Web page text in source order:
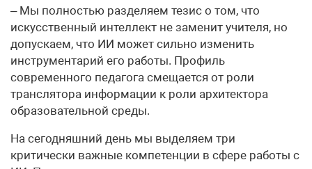
– Мы полностью разделяем тезис о том, что
искусственный интеллект не заменит учителя, но
допускаем, что ИИ может сильно изменить
инструментарий его работы. Профиль
современного педагога смещается от роли
транслятора информации к роли архитектора
образовательной среды.
На сегодняшний день мы выделяем три
критически важные компетенции в сфере работы с